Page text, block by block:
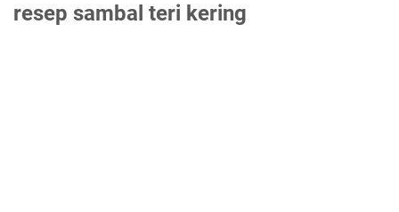
resep sambal teri kering